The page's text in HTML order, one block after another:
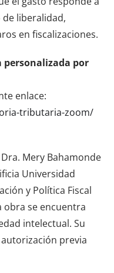
liberalidad,
en fiscalizaciones.
personalizada por
enlace:
tributaria-zoom/
Mery Bahamonde
Universidad
y Política Fiscal
obra se encuentra
intelectual. Su
previa